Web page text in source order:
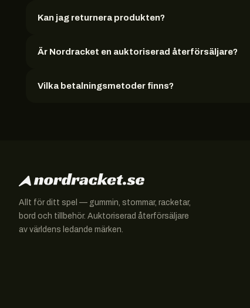
Kan jag returnera produkten?
Är Nordracket en auktoriserad återförsäljare?
Vilka betalningsmetoder finns?
Allt för ditt spel — gummin, stommar, racketar,
bord och tillbehör. Auktoriserad återförsäljare
av världens ledande märken.